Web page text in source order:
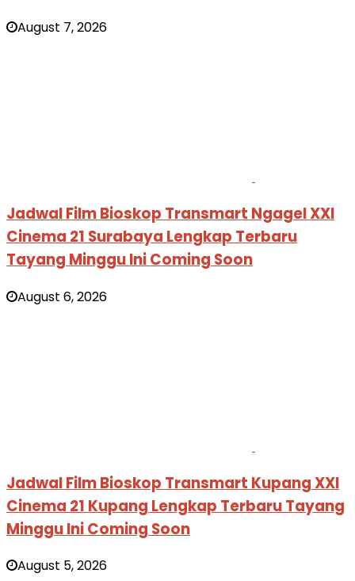
August 7, 2026
Jadwal Film Bioskop Transmart Ngagel XXI
Cinema 21 Surabaya Lengkap Terbaru
Tayang Minggu Ini Coming Soon
August 6, 2026
Jadwal Film Bioskop Transmart Kupang XXI
Cinema 21 Kupang Lengkap Terbaru Tayang
Minggu Ini Coming Soon
August 5, 2026